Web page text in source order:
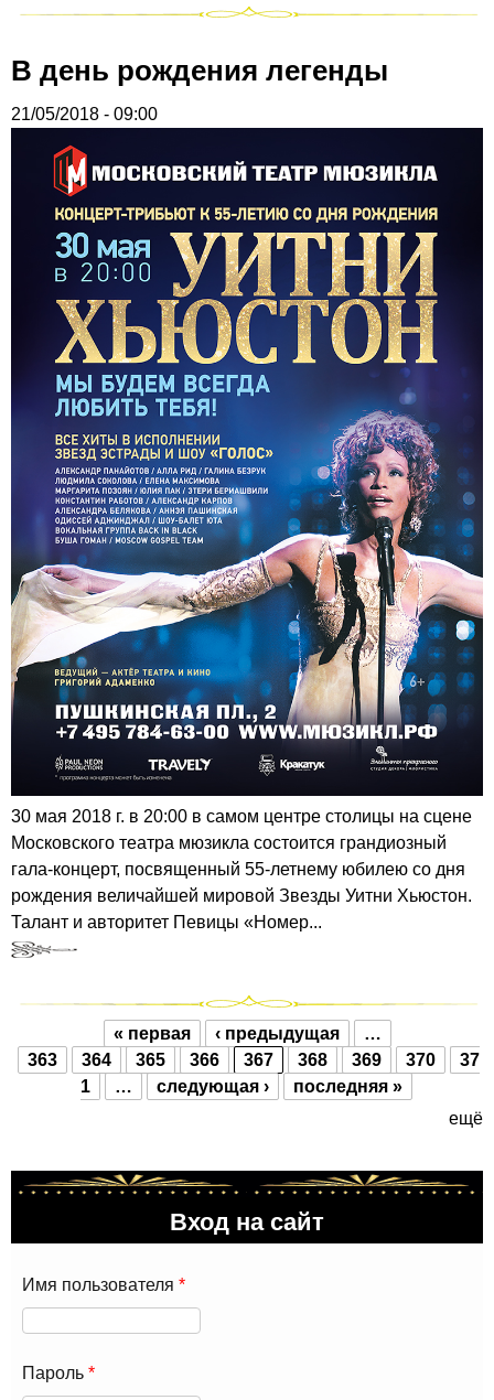
В день рождения легенды
21/05/2018 - 09:00
30 мая 2018 г. в 20:00 в самом центре столицы на сцене
Московского театра мюзикла состоится грандиозный
гала-концерт, посвященный 55-летнему юбилею со дня
рождения величайшей мировой Звезды Уитни Хьюстон.
Талант и авторитет Певицы «Номер...
Страницы
« первая ‹ предыдущая
…
363
364 365 366 367 368 369 370
37
1
… следующая ›
последняя »
ещё
Вход на сайт
Имя пользователя *
Пароль *